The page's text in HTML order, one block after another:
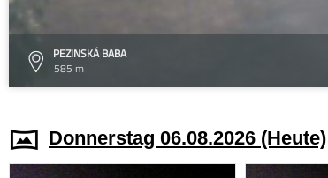
PEZINSKÁ BABA
585 m
Donnerstag 06.08.2026 (Heute)